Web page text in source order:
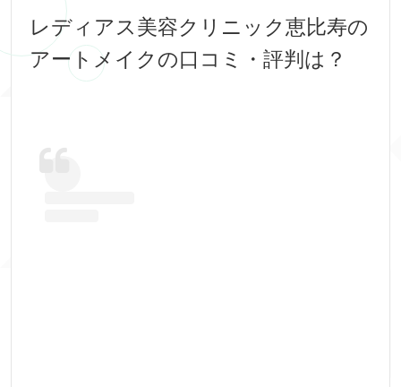
レディアス美容クリニック恵比寿の
アートメイクの口コミ・評判は？